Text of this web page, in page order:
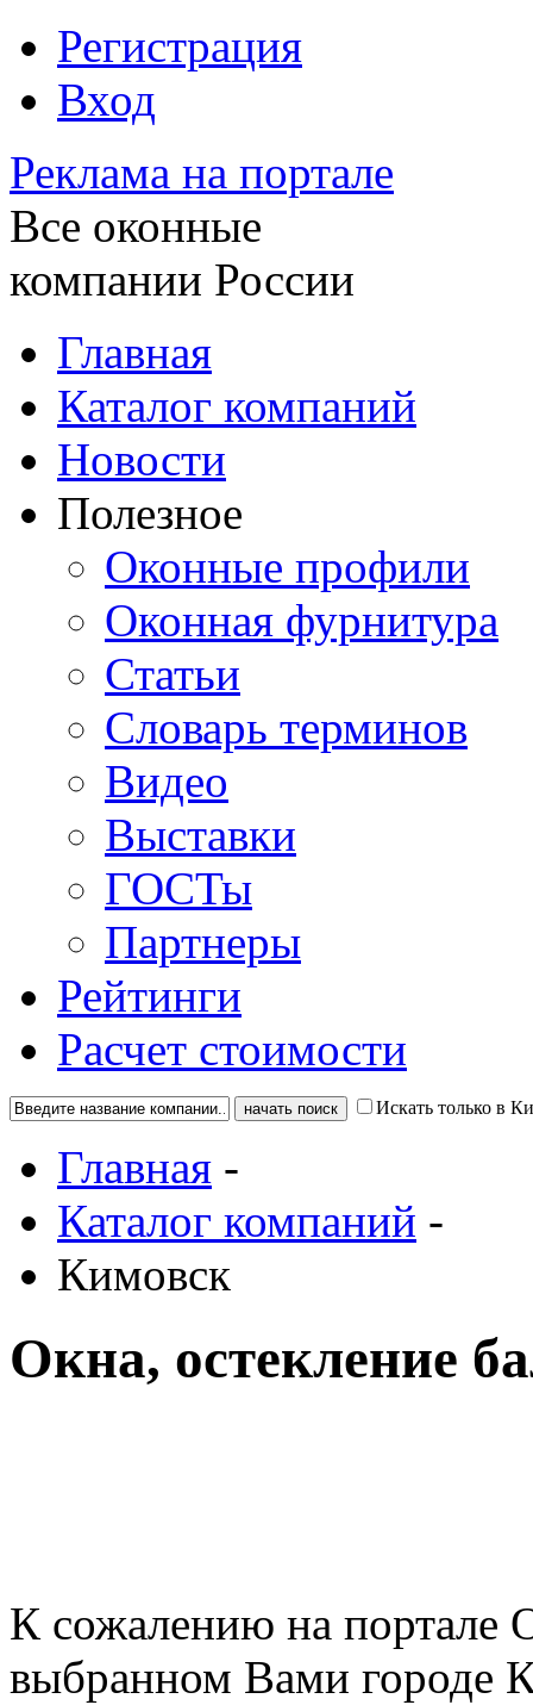
Регистрация
Вход
Реклама на портале
Все оконные
компании России
Главная
Каталог компаний
Новости
Полезное
Оконные профили
Оконная фурнитура
Статьи
Словарь терминов
Видео
Выставки
ГОСТы
Партнеры
Рейтинги
Расчет стоимости
Искать только в
Главная -
Каталог компаний -
Кимовск
Окна, остекление
К сожалению на портале
выбранном Вами городе